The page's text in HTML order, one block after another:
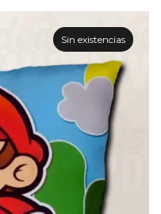
Sin existencias